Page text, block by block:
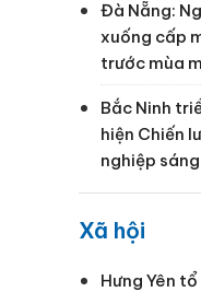
Đà Nẵng:
xuống cấp
trước mùa
Bắc Ninh
hiện Chiến
nghiệp
Xã hội
Hưng Yên